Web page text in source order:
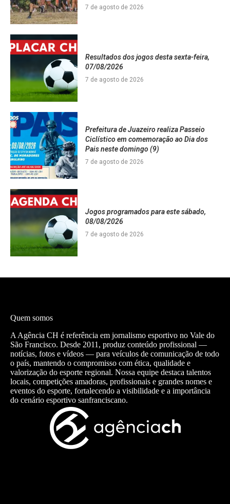
7 de agosto de 2026
Resultados dos jogos desta sexta-feira,
07/08/2026
7 de agosto de 2026
Prefeitura de Juazeiro realiza Passeio
Ciclístico em comemoração ao Dia dos
Pais neste domingo (9)
7 de agosto de 2026
Jogos programados para este sábado,
08/08/2026
7 de agosto de 2026
Quem somos
A Agência CH é referência em jornalismo esportivo no Vale do
São Francisco. Desde 2011, produz conteúdo profissional —
notícias, fotos e vídeos — para veículos de comunicação de todo
o país, mantendo o compromisso com ética, qualidade e
valorização do esporte regional. Nossa equipe destaca talentos
locais, competições amadoras, profissionais e grandes nomes e
eventos do esporte, fortalecendo a visibilidade e a importância
do cenário esportivo sanfranciscano.